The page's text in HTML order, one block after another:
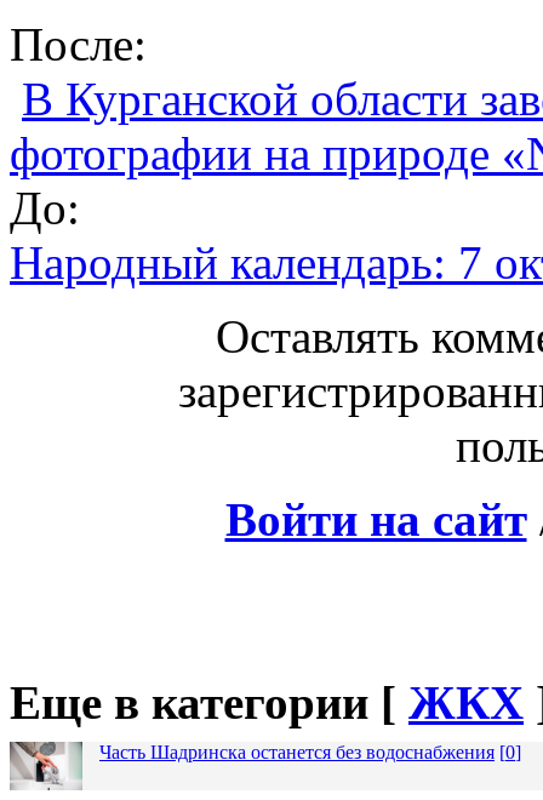
После:
В Курганской области
фотографии на природе
До:
Народный календарь: 7
Оставлять
Войти на сайт
Еще в категории [ ЖКХ
Часть Шадринска останется без водоснабжения [0]